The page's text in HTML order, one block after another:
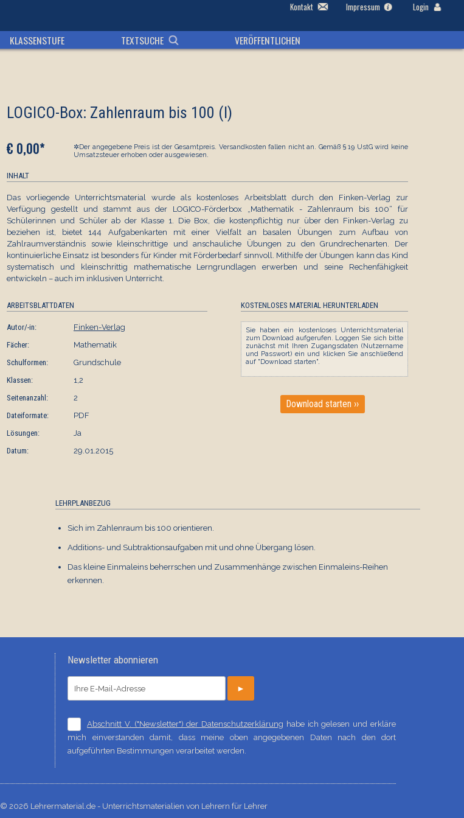
Kontakt Impressum Login
KLASSENSTUFE TEXTSUCHE VERÖFFENTLICHEN
LOGICO-Box: Zahlenraum bis 100 (I)
€ 0,00*
✲Der angegebene Preis ist der Gesamtpreis. Versandkosten fallen nicht an. Gemäß § 19 UstG wird keine
Umsatzsteuer erhoben oder ausgewiesen.
INHALT
Das vorliegende Unterrichtsmaterial wurde als kostenloses Arbeitsblatt durch den Finken-Verlag zur
Verfügung gestellt und stammt aus der LOGICO-Förderbox „Mathematik - Zahlenraum bis 100“ für
Schülerinnen und Schüler ab der Klasse 1. Die Box, die kostenpflichtig nur über den Finken-Verlag zu
beziehen ist, bietet 144 Aufgabenkarten mit einer Vielfalt an basalen Übungen zum Aufbau von
Zahlraumverständnis sowie kleinschrittige und anschauliche Übungen zu den Grundrechenarten. Der
kontinuierliche Einsatz ist besonders für Kinder mit Förderbedarf sinnvoll. Mithilfe der Übungen kann das Kind
systematisch und kleinschrittig mathematische Lerngrundlagen erwerben und seine Rechenfähigkeit
entwickeln – auch im inklusiven Unterricht.
ARBEITSBLATTDATEN
Autor/-in:
Finken-Verlag
Fächer:
Mathematik
Schulformen:
Grundschule
Klassen:
1,2
Seitenanzahl:
2
Dateiformate:
PDF
Lösungen:
Ja
Datum:
29.01.2015
KOSTENLOSES MATERIAL HERUNTERLADEN
Sie haben ein kostenloses Unterrichtsmaterial
zum Download aufgerufen. Loggen Sie sich bitte
zunächst mit Ihren Zugangsdaten (Nutzername
und Passwort) ein und klicken Sie anschließend
auf "Download starten".
Download starten ››
LOGICO-Box: Zahlenraum
bis 100 (III)
Mathematik
bis 100 (IV)
Mathematik
LEHRPLANBEZUG
Sich im Zahlenraum bis 100 orientieren.
Additions- und Subtraktionsaufgaben mit und ohne Übergang lösen.
Das kleine Einmaleins beherrschen und Zusammenhänge zwischen Einmaleins-Reihen
erkennen.
Newsletter abonnieren
►
Abschnitt V. ("Newsletter") der Datenschutzerklärung habe ich gelesen und erkläre
mich einverstanden damit, dass meine oben angegebenen Daten nach den dort
aufgeführten Bestimmungen verarbeitet werden.
© 2026 Lehrermaterial.de - Unterrichtsmaterialien von Lehrern für Lehrer